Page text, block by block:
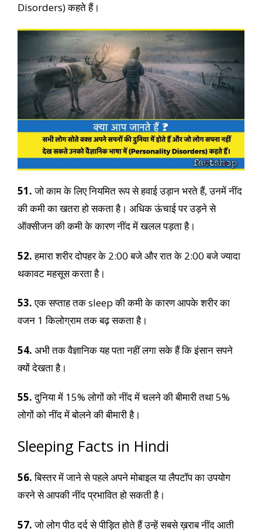
Disorders) कहते हैं।
51.जो काम के लिए नियमित रूप से हवाई उड़ान भरते हैं, उनमें नींद
की कमी का खतरा हो सकता है। अधिक ऊंचाई पर उड़ने से
ऑक्सीजन की कमी के कारण नींद में खलल पड़ता है।
52.हमारा शरीर दोपहर के 2:00 बजे और रात के 2:00 बजे ज्यादा
थकावट महसूस करता है।
53.एक सप्ताह तक sleep की कमी के कारण आपके शरीर का
वजन 1 किलोग्राम तक बढ़ सकता है।
54. अभी तक वैज्ञानिक यह पता नहीं लगा सके हैं कि इंसान सपने
क्यों देखता है।
55.दुनिया में 15% लोगों को नींद में चलने की बीमारी तथा 5%
लोगों को नींद में बोलने की बीमारी है।
Sleeping Facts in Hindi
56.बिस्तर में जाने से पहले अपने मोबाइल या लैपटॉप का उपयोग
करने से आपकी नींद प्रभावित हो सकती है।
57.जो लोग पीठ दर्द से पीड़ित होते हैं उन्हें सबसे ख़राब नींद आती